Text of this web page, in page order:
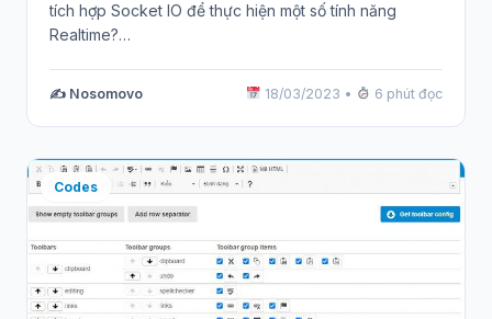
tích hợp Socket IO để thực hiện một số tính năng
Realtime?…
✍️ Nosomovo 18/03/2023 • 6 phút đọc
Codes